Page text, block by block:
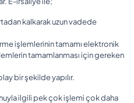
kalkarak uzun vadede
işlemlerinin tamamı elektronik
tamamlanması için gereken
bir şekilde yapılır.
ilgili pek çok işlemi çok daha